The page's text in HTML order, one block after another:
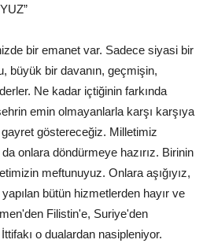
bir emanet var. Sadece siyasi bir
büyük bir davanın, geçmişin,
Ne kadar içtiğinin farkında
emin olmayanlarla karşı karşıya
gayret göstereceğiz. Milletimiz
onlara döndürmeye hazırız. Birinin
meftunuyuz. Onlara aşığıyız,
bütün hizmetlerden hayır ve
Filistin'e, Suriye'den
o dualardan nasipleniyor.